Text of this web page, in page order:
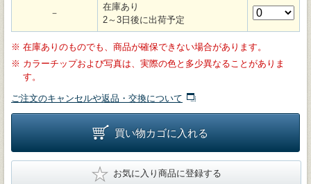
－
在庫あり
2～3日後に出荷予定
※ 在庫ありのものでも、商品が確保できない場合があります。
※ カラーチップおよび写真は、実際の色と多少異なることがありま
す。
ご注文のキャンセルや返品・交換について
買い物カゴに入れる
★ お気に入り商品に登録する